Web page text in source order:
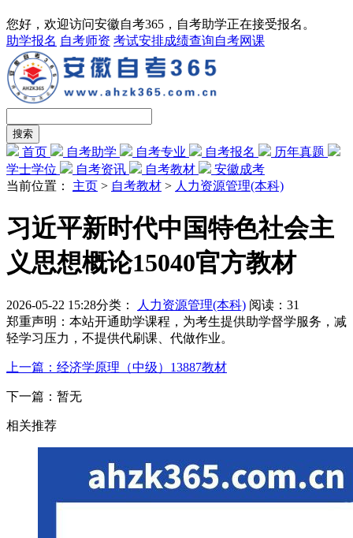
您好，欢迎访问安徽自考365，自考助学正在接受报名。
助学报名 自考师资 考试安排成绩查询自考网课
首页 自考助学 自考专业 自考报名
历年真题
学士学位
自考资讯 自考教材
安徽成考
当前位置： 主页 > 自考教材 > 人力资源管理(本科)
习近平新时代中国特色社会主
义思想概论15040官方教材
2026-05-22 15:28分类： 人力资源管理(本科) 阅读： 31
郑重声明：本站开通助学课程，为考生提供助学督学服务，减
轻学习压力，不提供代刷课、代做作业。
上一篇：经济学原理（中级）13887教材
下一篇：暂无
相关推荐